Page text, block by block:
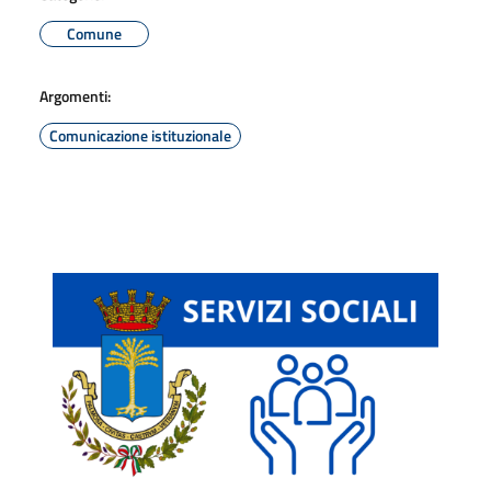
Comune
Argomenti:
Comunicazione istituzionale